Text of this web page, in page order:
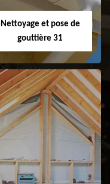
Nettoyage et pose de
gouttière 31
Nettoyage et pose